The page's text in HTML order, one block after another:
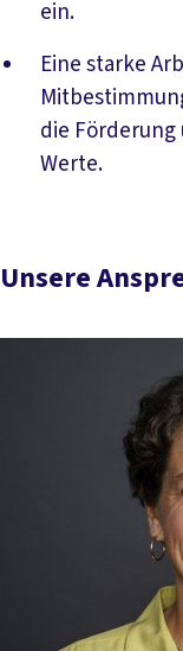
ein.
Eine starke
die
Werte.
Unsere